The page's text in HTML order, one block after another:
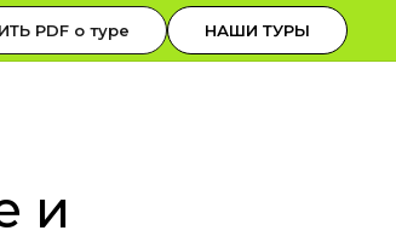
ОБРАТНЫЙ ЗВОНОК
и
PDF о туре НАШИ ТУРЫ